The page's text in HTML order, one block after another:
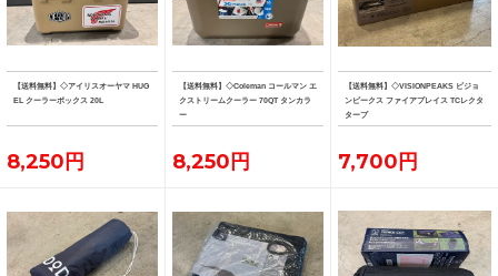
【送料無料】◇アイリスオーヤマ HUG
EL クーラーボックス 20L
8,250円
【送料無料】◇Coleman コールマン エ
クストリームクーラー 70QT タンカラ
ー
8,250円
【送料無料】◇VISIONPEAKS ビジョ
ンピークス ファイアプレイス TCレクタ
タープ
7,700円